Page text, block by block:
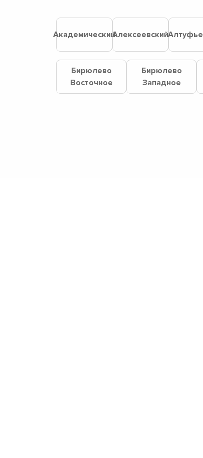
АкадемическийАлексеевский
Бирюлево
Восточное
Бирюлево
Западное